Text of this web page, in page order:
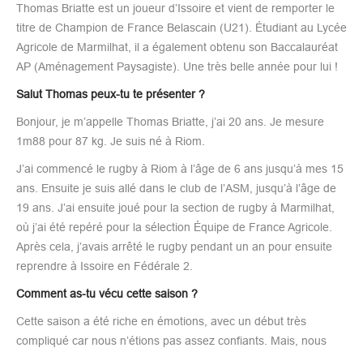
Thomas Briatte est un joueur d’Issoire et vient de remporter le
titre de Champion de France Belascain (U21). Étudiant au Lycée
Agricole de Marmilhat, il a également obtenu son Baccalauréat
AP (Aménagement Paysagiste). Une très belle année pour lui !
Salut Thomas peux-tu te présenter ?
Bonjour, je m’appelle Thomas Briatte, j’ai 20 ans. Je mesure
1m88 pour 87 kg. Je suis né à Riom.
J’ai commencé le rugby à Riom à l’âge de 6 ans jusqu’à mes 15
ans. Ensuite je suis allé dans le club de l’ASM, jusqu’à l’âge de
19 ans. J’ai ensuite joué pour la section de rugby à Marmilhat,
où j’ai été repéré pour la sélection Équipe de France Agricole.
Après cela, j’avais arrêté le rugby pendant un an pour ensuite
reprendre à Issoire en Fédérale 2.
Comment as-tu vécu cette saison ?
Cette saison a été riche en émotions, avec un début très
compliqué car nous n’étions pas assez confiants. Mais, nous